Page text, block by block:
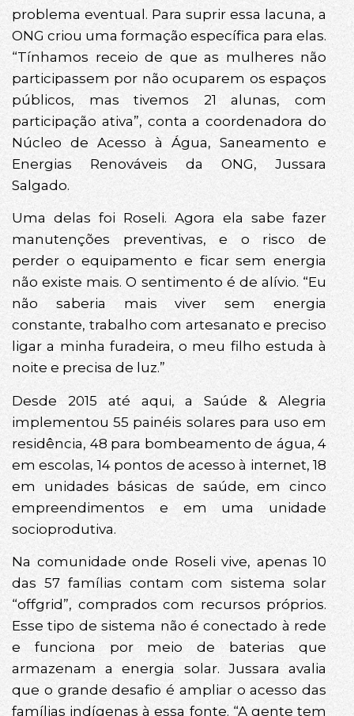
problema eventual. Para suprir essa lacuna, a
ONG criou uma formação específica para elas.
“Tínhamos receio de que as mulheres não
participassem por não ocuparem os espaços
públicos, mas tivemos 21 alunas, com
participação ativa”, conta a coordenadora do
Núcleo de Acesso à Água, Saneamento e
Energias Renováveis da ONG, Jussara
Salgado.
Uma delas foi Roseli. Agora ela sabe fazer
manutenções preventivas, e o risco de
perder o equipamento e ficar sem energia
não existe mais. O sentimento é de alívio. “Eu
não saberia mais viver sem energia
constante, trabalho com artesanato e preciso
ligar a minha furadeira, o meu filho estuda à
noite e precisa de luz.”
Desde 2015 até aqui, a Saúde & Alegria
implementou 55 painéis solares para uso em
residência, 48 para bombeamento de água, 4
em escolas, 14 pontos de acesso à internet, 18
em unidades básicas de saúde, em cinco
empreendimentos e em uma unidade
socioprodutiva.
Na comunidade onde Roseli vive, apenas 10
das 57 famílias contam com sistema solar
“offgrid”, comprados com recursos próprios.
Esse tipo de sistema não é conectado à rede
e funciona por meio de baterias que
armazenam a energia solar. Jussara avalia
que o grande desafio é ampliar o acesso das
famílias indígenas à essa fonte. “A gente tem